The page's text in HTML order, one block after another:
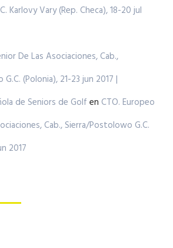
Karlovy Vary (Rep. Checa), 18-20 jul
De Las Asociaciones, Cab.,
(Polonia), 21-23 jun 2017 |
de Seniors de Golf en CTO. Europeo
Cab., Sierra/Postolowo G.C.
2017